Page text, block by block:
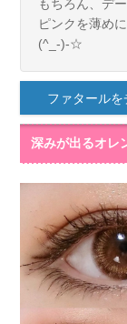
もちろん、デ
ピンクを薄め
(^_-)-☆
ファタールを
深みが出るオレ